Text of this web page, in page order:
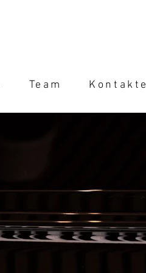
Team Kontakte